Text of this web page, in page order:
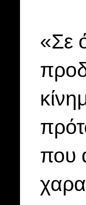
«Σε
που